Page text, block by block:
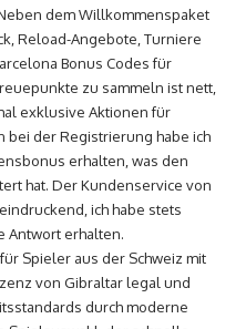
dem Willkommenspaket
Reload-Angebote, Turniere
Bonus Codes für
zu sammeln ist nett,
exklusive Aktionen für
bei der Registrierung habe ich
erhalten, was den
hat. Der Kundenservice von
ich habe stets
Antwort erhalten.
Spieler aus der Schweiz mit
von Gibraltar legal und
durch moderne